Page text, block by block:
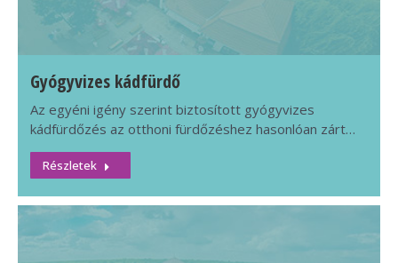
Gyógyvizes kádfürdő
Az egyéni igény szerint biztosított gyógyvizes
kádfürdőzés az otthoni fürdőzéshez hasonlóan zárt…
Részletek